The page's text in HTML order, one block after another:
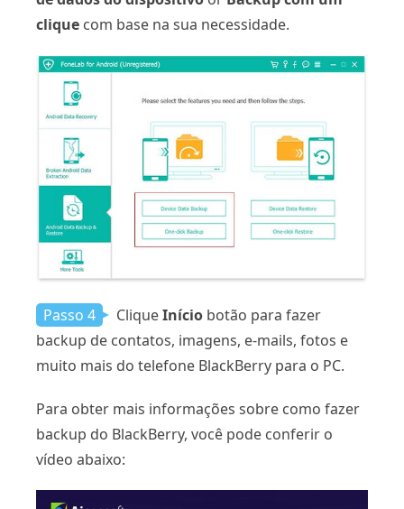
clique com base na sua necessidade.
Passo 4 CliqueInício botão para fazer
backup de contatos, imagens, e-mails, fotos e
muito mais do telefone BlackBerry para o PC.
Para obter mais informações sobre como fazer
backup do BlackBerry, você pode conferir o
vídeo abaixo: